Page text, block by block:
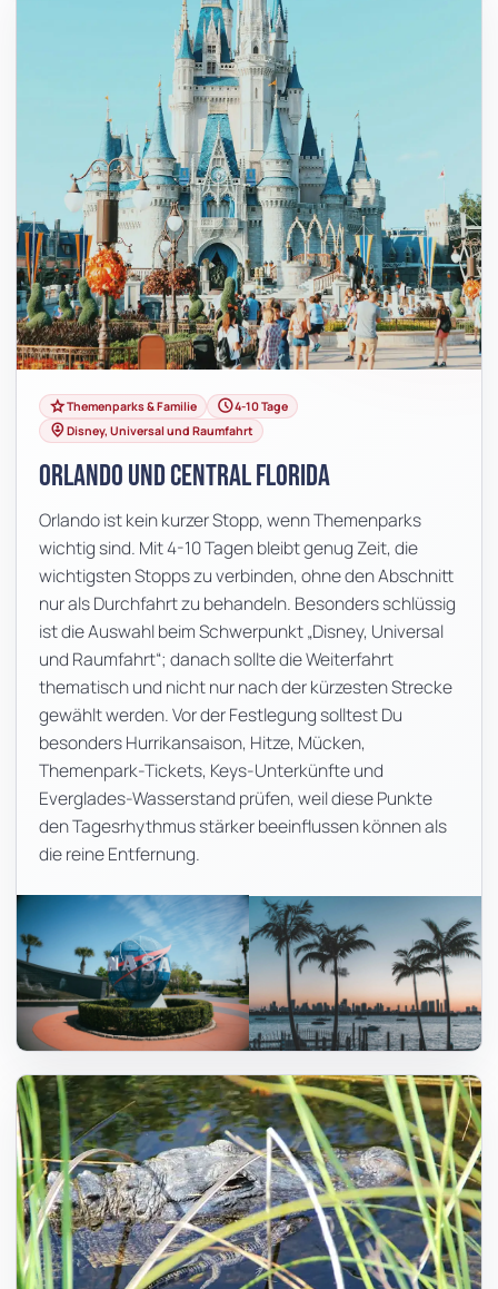
gradeThemenparks & Familie schedule4-10 Tage
person_pin_circleDisney, Universal und Raumfahrt
Orlando und Central Florida
Orlando ist kein kurzer Stopp, wenn Themenparks
wichtig sind. Mit 4-10 Tagen bleibt genug Zeit, die
wichtigsten Stopps zu verbinden, ohne den Abschnitt
nur als Durchfahrt zu behandeln. Besonders schlüssig
ist die Auswahl beim Schwerpunkt „Disney, Universal
und Raumfahrt“; danach sollte die Weiterfahrt
thematisch und nicht nur nach der kürzesten Strecke
gewählt werden. Vor der Festlegung solltest Du
besonders Hurrikansaison, Hitze, Mücken,
Themenpark-Tickets, Keys-Unterkünfte und
Everglades-Wasserstand prüfen, weil diese Punkte
den Tagesrhythmus stärker beeinflussen können als
die reine Entfernung.